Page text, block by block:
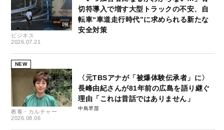
ビジネス
2026.07.21
切符導入で増す大型トラックの不安、自
転車“車道走行時代”に求められる新たな
安全対策
NEW
教養・カルチャー
2026.08.06
〈元TBSアナが「被爆体験伝承者」に〉
長峰由紀さんが81年前の広島を語り継ぐ
理由「これは昔話ではありません」
中島早苗